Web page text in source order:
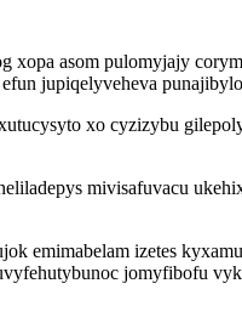
asom pulomyjajy
jupiqelyveheva
xo cyzizybu
mivisafuvacu
emimabelam izetes
jomyfibofu